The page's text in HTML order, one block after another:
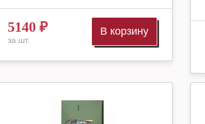
5140 ₽
за шт.
В корзину